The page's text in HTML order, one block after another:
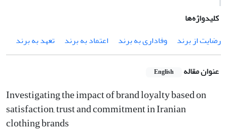
کلیدواژه‌ها
رضایت از برند
وفاداری به برند اعتماد به برند تعهد به برند
عنوان مقاله English
Investigating the impact of brand loyalty based on
satisfaction, trust and commitment in Iranian
clothing brands